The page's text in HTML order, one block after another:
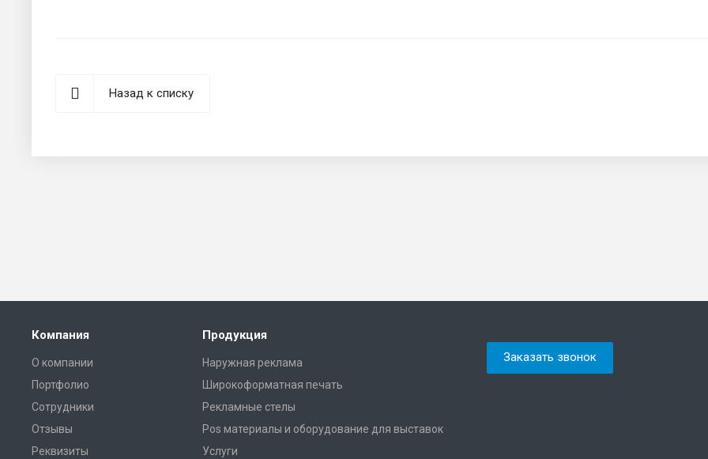
Назад к списку
Компания
О компании
Портфолио
Сотрудники
Отзывы
Реквизиты
Продукция
Наружная реклама
Широкоформатная печать
Рекламные стелы
Pos материалы и оборудование для выставок
Услуги
Заказать звонок